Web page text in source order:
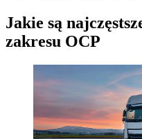
Jakie są
zakresu OCP